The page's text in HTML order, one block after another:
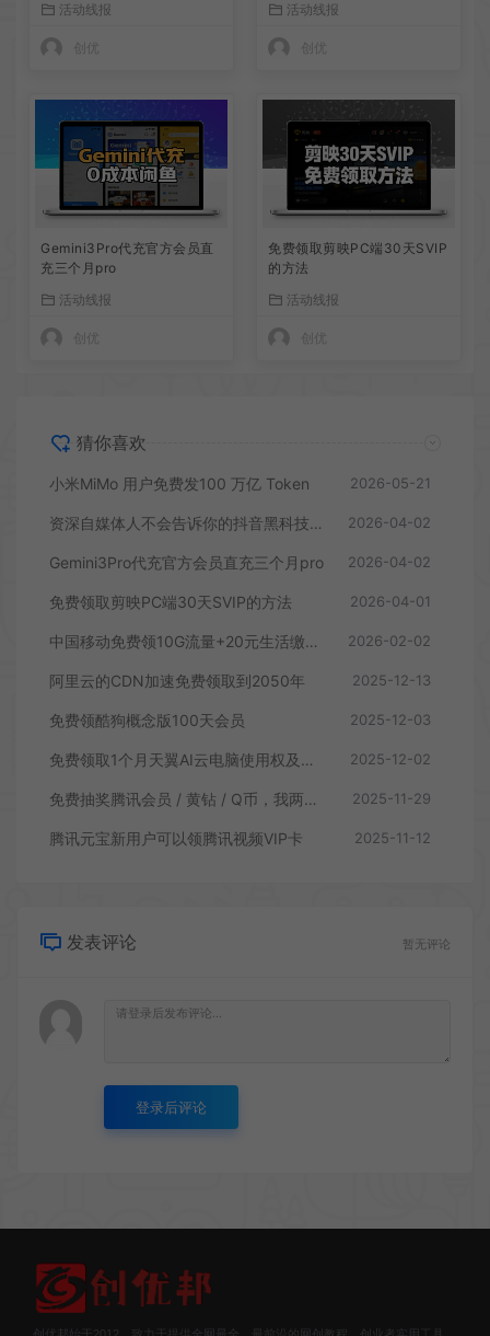
活动线报
活动线报
Gemini3Pro代充官方会员直
充三个月pro
活动线报
免费领取剪映PC端30天SVIP
的方法
活动线报
猜你喜欢
小米MiMo 用户免费发100 万亿 Token 2026-05-21
资深自媒体人不会告诉你的抖音黑科技云端商城涨粉工具怎么下载使用 2026-04-02
Gemini3Pro代充官方会员直充三个月pro 2026-04-02
免费领取剪映PC端30天SVIP的方法 2026-04-01
中国移动免费领10G流量+20元生活缴费立减金 2026-02-02
阿里云的CDN加速免费领取到2050年 2025-12-13
免费领酷狗概念版100天会员 2025-12-03
免费领取1个月天翼AI云电脑使用权及短剧权益 2025-12-02
免费抽奖腾讯会员 / 黄钻 / Q币，我两天中了3QB 2025-11-29
腾讯元宝新用户可以领腾讯视频VIP卡 2025-11-12
发表评论 暂无评论
登录后评论